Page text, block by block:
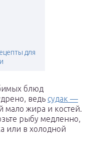
для
блюд
ведь судак —
мало жира и костей.
рыбу медленно,
или в холодной